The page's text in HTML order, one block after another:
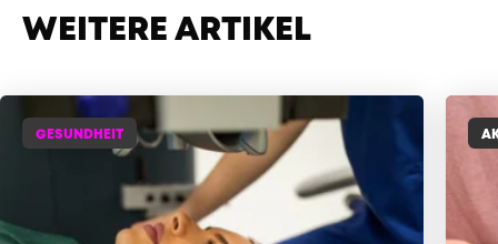
WEITERE ARTIKEL
GESUNDHEIT